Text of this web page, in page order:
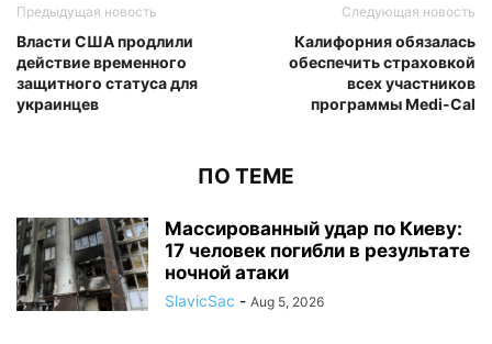
Предыдущая новость
Власти США продлили
действие временного
защитного статуса для
украинцев
Следующая новость
Калифорния обязалась
обеспечить страховкой
всех участников
программы Medi-Cal
ПО ТЕМЕ
Массированный удар по Киеву:
17 человек погибли в результате
ночной атаки
SlavicSac - Aug 5, 2026